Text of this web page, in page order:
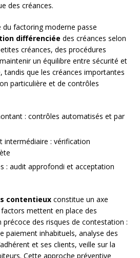
des créances.
du factoring moderne passe
différenciée des créances selon
créances, des procédures
un équilibre entre sécurité et
tandis que les créances importantes
particulière et de contrôles
: contrôles automatisés et par
intermédiaire : vérification
: audit approfondi et acceptation
contentieux constitue un axe
mettent en place des
des risques de contestation :
paiement inhabituels, analyse des
et ses clients, veille sur la
Cette approche préventive